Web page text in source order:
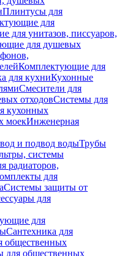
Плинтусы для
для
для унитазов, писсуаров,
для душевых
Комплектующие для
для кухниКухонные
Смесители для
отходовСистемы для
кухонных
моекИнженерная
и подвод водыТрубы
системы
радиаторов,
для
Системы защиты от
для
для
Сантехника для
общественных
для общественных